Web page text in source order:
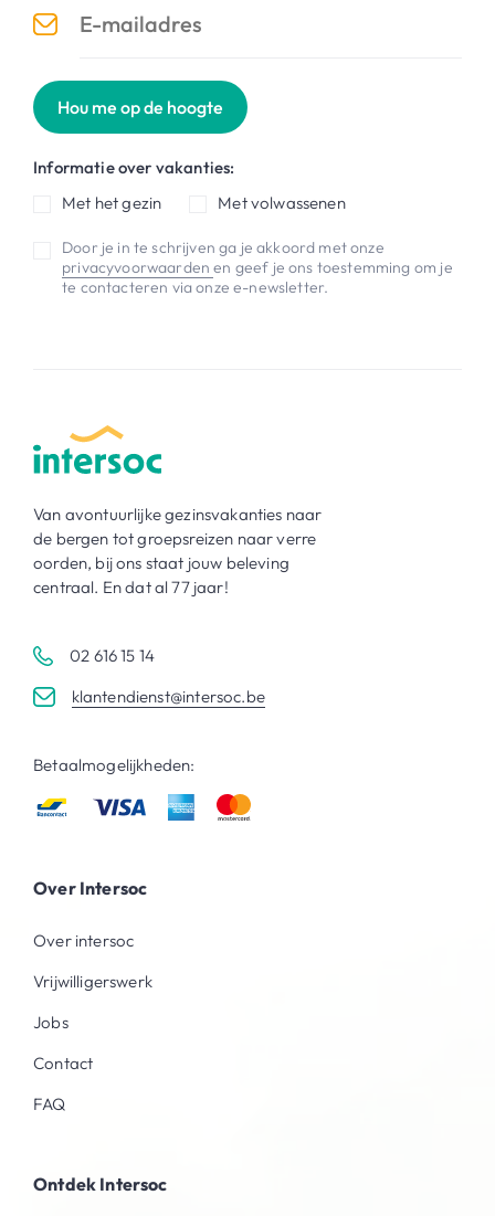
Hou me op de hoogte
Informatie over vakanties:
Met het gezin
Met volwassenen
Door je in te schrijven ga je akkoord met onze
privacyvoorwaardenen geef je ons toestemming om je
te contacteren via onze e-newsletter.
Van avontuurlijke gezinsvakanties naar
de bergen tot groepsreizen naar verre
oorden, bij ons staat jouw beleving
centraal. En dat al 77 jaar!
02 616 15 14
klantendienst@intersoc.be
Betaalmogelijkheden:
Over Intersoc
Over intersoc
Vrijwilligerswerk
Jobs
Contact
FAQ
Ontdek Intersoc